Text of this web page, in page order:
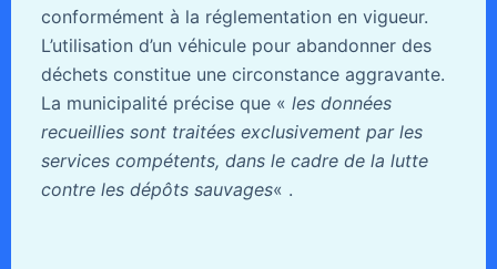
conformément à la réglementation en vigueur.
L’utilisation d’un véhicule pour abandonner des
déchets constitue une circonstance aggravante.
La municipalité précise que « les données
recueillies sont traitées exclusivement par les
services compétents, dans le cadre de la lutte
contre les dépôts sauvages« .